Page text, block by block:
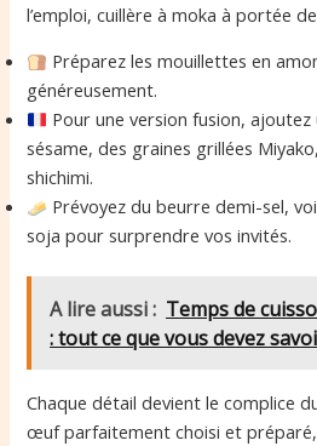
l’emploi, cuillère à moka à portée
Préparez les mouillettes en
généreusement.
Pour une version fusion, ajoutez
sésame, des graines grillées
shichimi.
Prévoyez du beurre demi-sel,
soja pour surprendre vos invités.
A lire aussi : Temps de
: tout ce que vous devez
Chaque détail devient le complice
œuf parfaitement choisi et préparé,